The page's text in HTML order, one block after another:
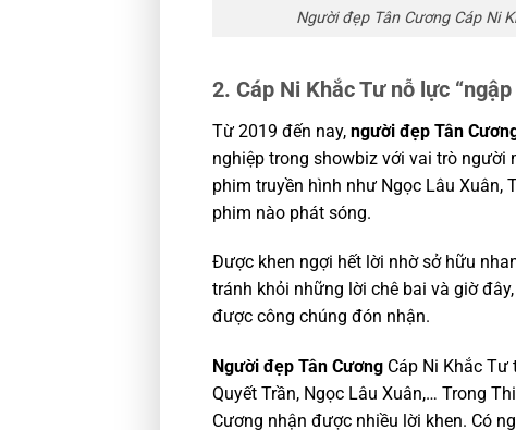
Người đẹp Tân Cương Cáp Ni
2. Cáp Ni Khắc Tư nỗ lực
Từ 2019 đến nay, người đẹp Tân
nghiệp trong showbiz với vai trò người
phim truyền hình như Ngọc Lâu Xuân,
phim nào phát sóng.
Được khen ngợi hết lời nhờ sở hữu
tránh khỏi những lời chê bai và giờ
được công chúng đón nhận.
Người đẹp Tân Cương Cáp Ni Khắc
Quyết Trần, Ngọc Lâu Xuân,… Trong
Cương nhận được nhiều lời khen. Có